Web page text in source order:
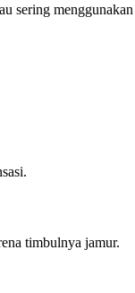
sering
timbulnya jamur.